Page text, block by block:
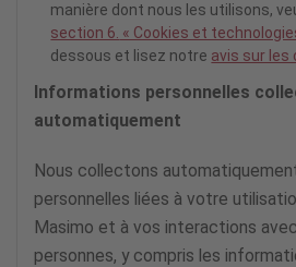
manière dont nous les utilisons,
section 6. « Cookies et
dessous et lisez notre avis sur les
Informations personnelles
automatiquement
Nous collectons
personnelles liées à votre
Masimo et à vos interactions
personnes, y compris les